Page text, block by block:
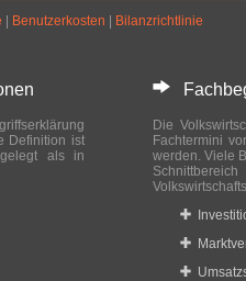
Benutzerkosten Bilanzrichtlinie
Definition ist
als in
Die
Fachtermini
werden. Viele